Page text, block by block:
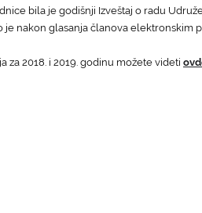
bila je godišnji Izveštaj o radu
je nakon glasanja članova elektronskim
za 2018. i 2019. godinu možete videti